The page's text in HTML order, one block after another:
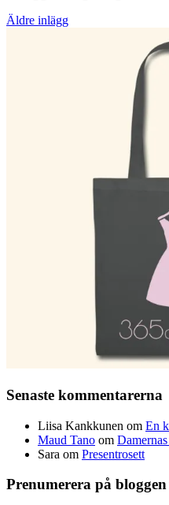
Äldre inlägg
Senaste kommentarerna
Liisa Kankkunen om En
Maud Tano om
Sara om Presentrosett
Prenumerera på